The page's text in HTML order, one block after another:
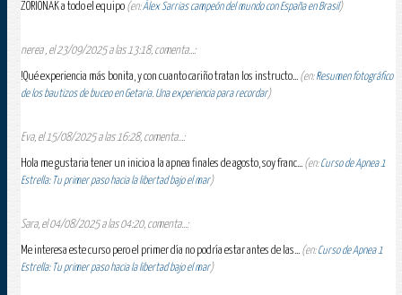
ZORIONAK a todo el equipo (en:Álex Sarrias campeón del mundo con España en Brasil)
nerea , el 23/09/2025 a las 13:18, comenta...:
!Qué experiencia más bonita, y con cuanto cariño tratan los instructo... (en:Resumen fotográfico
de los bautizos de buceo en Getaria. Una experiencia para recordar)
Eva, el 15/08/2025 a las 16:28, comenta...:
Hola me gustaria tener un inicio a la apnea finales de agosto, soy franc... (en:Curso de Apnea 1
Estrella: Tu primer paso hacia la libertad bajo el mar)
Sara, el 04/08/2025 a las 04:20, comenta...:
Me interesa este curso pero el primer día no podría estar antes de las... (en:Curso de Apnea 1
Estrella: Tu primer paso hacia la libertad bajo el mar)